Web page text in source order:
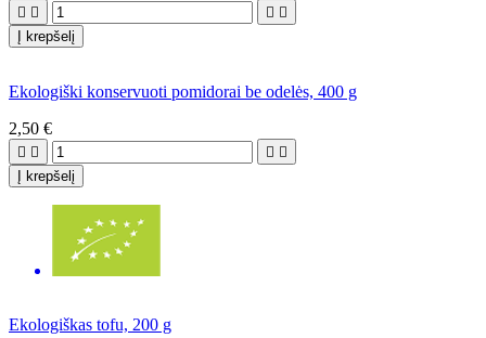
   
Į krepšelį
Ekologiški konservuoti pomidorai be odelės, 400 g
2,50 €
   
Į krepšelį
Ekologiškas tofu, 200 g